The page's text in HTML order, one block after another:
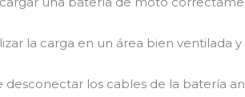
la carga en un área bien ventilada
desconectar los cables de la batería